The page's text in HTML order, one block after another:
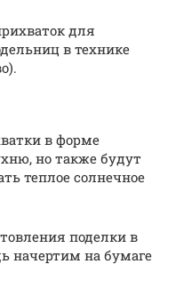
для
в технике
в форме
но также будут
теплое солнечное
поделки в
начертим на бумаге